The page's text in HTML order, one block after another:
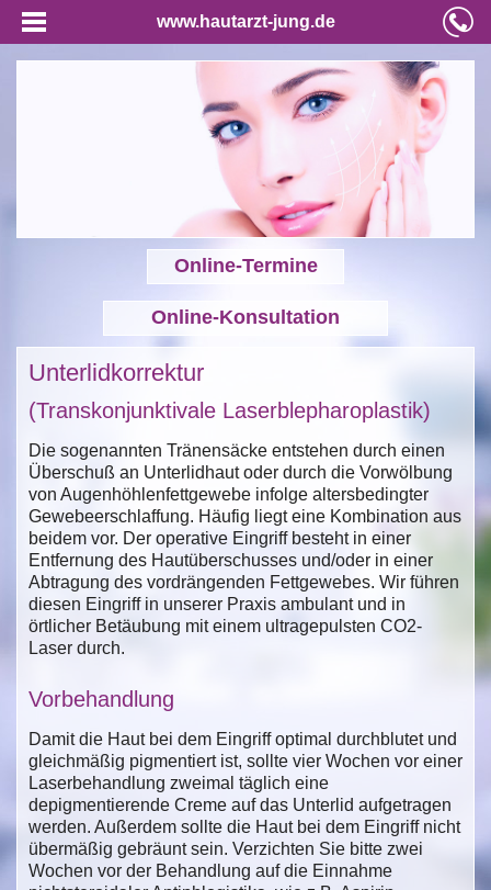
www.hautarzt-jung.de
Online-Termine
Online-Konsultation
Unterlidkorrektur
(Transkonjunktivale Laserblepharoplastik)
Die sogenannten Tränensäcke entstehen durch einen
Überschuß an Unterlidhaut oder durch die Vorwölbung
von Augenhöhlenfettgewebe infolge altersbedingter
Gewebeerschlaffung. Häufig liegt eine Kombination aus
beidem vor. Der operative Eingriff besteht in einer
Entfernung des Hautüberschusses und/oder in einer
Abtragung des vordrängenden Fettgewebes. Wir führen
diesen Eingriff in unserer Praxis ambulant und in
örtlicher Betäubung mit einem ultragepulsten CO2-
Laser durch.
Vorbehandlung
Damit die Haut bei dem Eingriff optimal durchblutet und
gleichmäßig pigmentiert ist, sollte vier Wochen vor einer
Laserbehandlung zweimal täglich eine
depigmentierende Creme auf das Unterlid aufgetragen
werden. Außerdem sollte die Haut bei dem Eingriff nicht
übermäßig gebräunt sein. Verzichten Sie bitte zwei
Wochen vor der Behandlung auf die Einnahme